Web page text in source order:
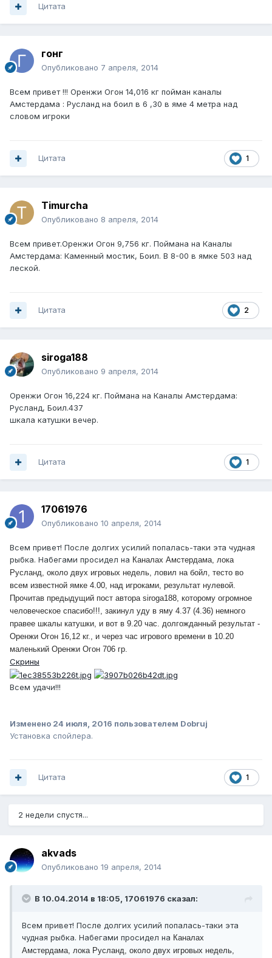
Цитата
гонг
Опубликовано 7 апреля, 2014
Всем привет !!! Оренжи Огон 14,016 кг пойман каналы
Амстердама : Русланд на боил в 6 ,30 в яме 4 метра над
словом игроки
1
Цитата
Timurcha
Опубликовано 8 апреля, 2014
Всем привет.Оренжи Огон 9,756 кг. Поймана на Каналы
Амстердама: Каменный мостик, Боил. В 8-00 в ямке 503 над
леской.
2
Цитата
siroga188
Опубликовано 9 апреля, 2014
Оренжи Огон 16,224 кг. Поймана на Каналы Амстердама:
Русланд, Боил.437
шкала катушки вечер.
1
Цитата
17061976
Опубликовано 10 апреля, 2014
Всем привет! После долгих усилий попалась-таки эта чудная
рыбка. Набегами просидел на Каналах Амстердама, лока
Русланд, около двух игровых недель, ловил на бойл, тесто во
всем известной ямке 4.00, над игроками, результат нулевой.
Прочитав предыдущий пост автора siroga188, которому огромное
человеческое спасибо!!!, закинул уду в яму 4.37 (4.36) немного
правее шкалы катушки, и вот в 9.20 час. долгожданный результат -
Оренжи Огон 16,12 кг., и через час игрового времени в 10.20
маленький Оренжи Огон 706 гр.
Скрины
Всем удачи!!!
Изменено 24 июля, 2016 пользователем Dobruj
Установка спойлера.
1
Цитата
2 недели спустя...
akvads
Опубликовано 19 апреля, 2014
В 10.04.2014 в 18:05, 17061976 сказал:
Всем привет! После долгих усилий попалась-таки эта
чудная рыбка. Набегами просидел на Каналах
Амстердама, лока Русланд, около двух игровых недель,